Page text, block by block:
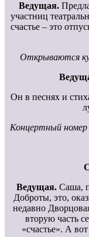
Ведущая.
участниц
счастье – это
Открываются
Он в песнях и
Концертный номер
Ведущая. Саша,
Доброты, это,
недавно
вторую часть
«счастье». А